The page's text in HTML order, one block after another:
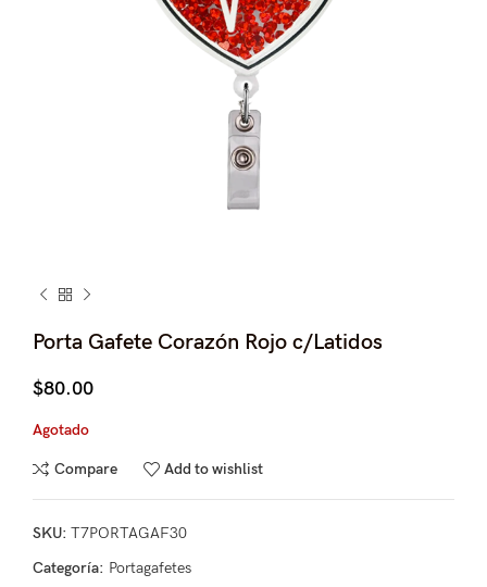
Porta Gafete Corazón Rojo c/Latidos
$80.00
Agotado
Compare Add to wishlist
SKU: T7PORTAGAF30
Categoría: Portagafetes